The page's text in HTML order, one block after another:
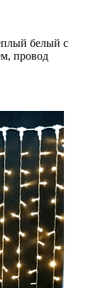
белый с
провод